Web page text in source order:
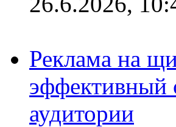
Реклама на
эффективный
аудитории